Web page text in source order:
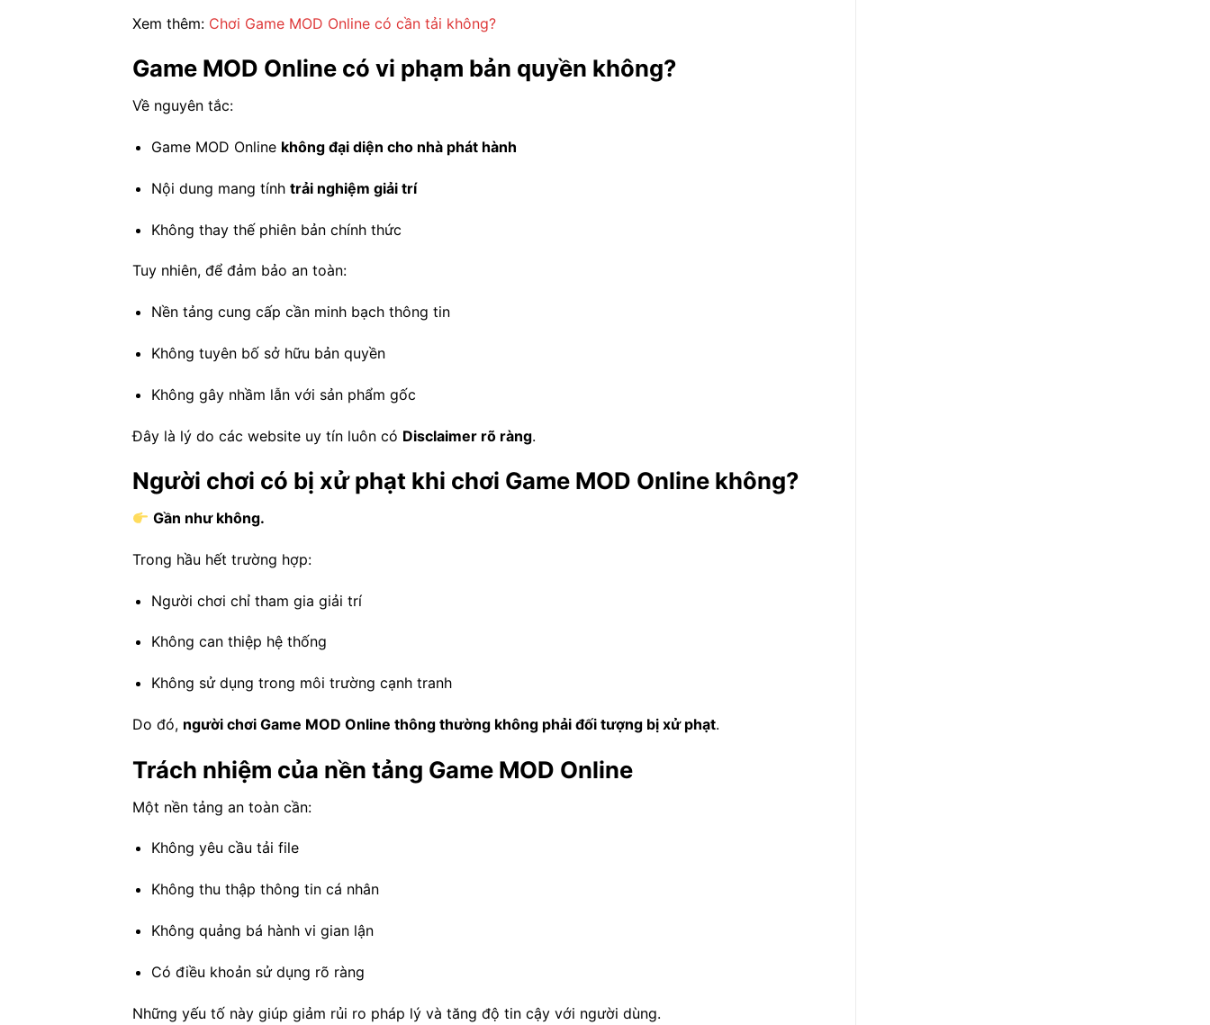
Xem thêm: Chơi Game MOD Online có cần tải không?
Game MOD Online có vi phạm bản quyền không?
Về nguyên tắc:
Game MOD Online không đại diện cho nhà phát hành
Nội dung mang tính trải nghiệm giải trí
Không thay thế phiên bản chính thức
Tuy nhiên, để đảm bảo an toàn:
Nền tảng cung cấp cần minh bạch thông tin
Không tuyên bố sở hữu bản quyền
Không gây nhầm lẫn với sản phẩm gốc
Đây là lý do các website uy tín luôn có Disclaimer rõ ràng.
Người chơi có bị xử phạt khi chơi Game MOD Online không?
Gần như không.
Trong hầu hết trường hợp:
Người chơi chỉ tham gia giải trí
Không can thiệp hệ thống
Không sử dụng trong môi trường cạnh tranh
Do đó, người chơi Game MOD Online thông thường không phải đối tượng bị xử phạt.
Trách nhiệm của nền tảng Game MOD Online
Một nền tảng an toàn cần:
Không yêu cầu tải file
Không thu thập thông tin cá nhân
Không quảng bá hành vi gian lận
Có điều khoản sử dụng rõ ràng
Những yếu tố này giúp giảm rủi ro pháp lý và tăng độ tin cậy với người dùng.